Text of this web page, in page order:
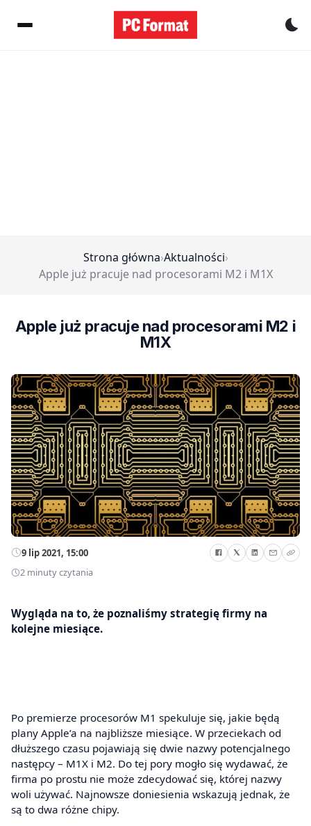
Strona główna›Aktualności›
Apple już pracuje nad procesorami M2 i M1X
Apple już pracuje nad procesorami M2 i
M1X
9 lip 2021, 15:00
2 minuty czytania
Wygląda na to, że poznaliśmy strategię firmy na
kolejne miesiące.
Po premierze procesorów M1 spekuluje się, jakie będą
plany Apple’a na najbliższe miesiące. W przeciekach od
dłuższego czasu pojawiają się dwie nazwy potencjalnego
następcy – M1X i M2. Do tej pory mogło się wydawać, że
firma po prostu nie może zdecydować się, której nazwy
woli używać. Najnowsze doniesienia wskazują jednak, że
są to dwa różne chipy.